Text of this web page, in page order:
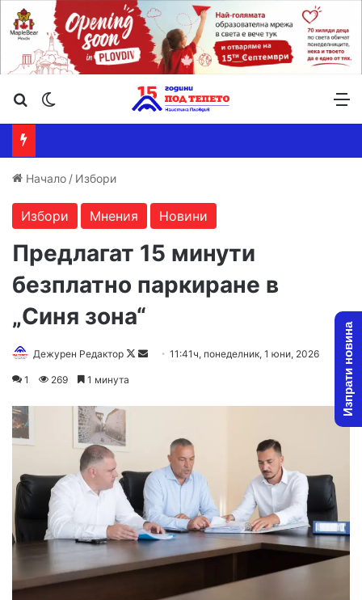
Търсене ...
Начало / Избори
Избори Мнения Новини
Предлагат 15 минути
безплатно паркиране в
„Синя зона“
Дежурен Редактор
Follow
Send11:41ч, понеделник, 1 юни, 2026
1 269 1 минута Изпрати новина